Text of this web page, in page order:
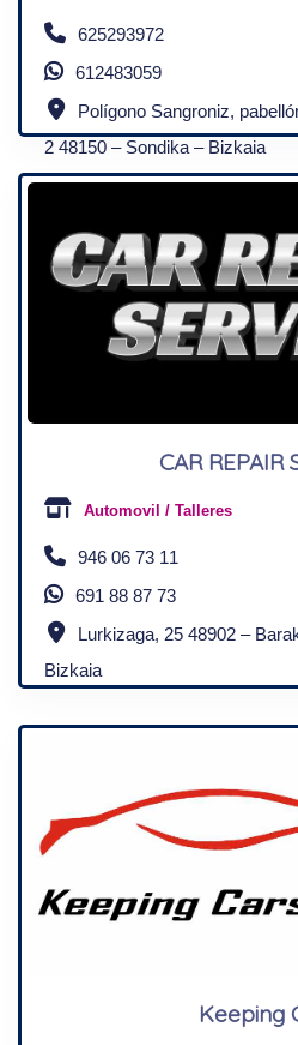
625293972
612483059
Polígono Sangroniz,
2 48150 – Sondika – Bizkaia
CAR REPAIR
Automovil / Talleres
946 06 73 11
691 88 87 73
Lurkizaga, 25 48902 –
Bizkaia
Keeping